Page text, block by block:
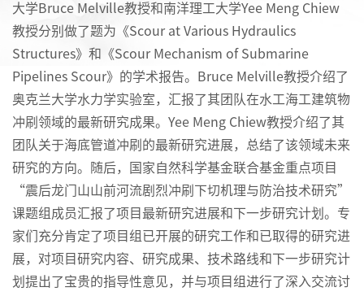
大学Bruce Melville教授和南洋理工大学Yee Meng Chiew
教授分别做了题为《Scour at Various Hydraulics
Structures》和《Scour Mechanism of Submarine
Pipelines Scour》的学术报告。Bruce Melville教授介绍了
奥克兰大学水力学实验室，汇报了其团队在水工海工建筑物
冲刷领域的最新研究成果。Yee Meng Chiew教授介绍了其
团队关于海底管道冲刷的最新研究进展，总结了该领域未来
研究的方向。随后，国家自然科学基金联合基金重点项目
“震后龙门山山前河流剧烈冲刷下切机理与防治技术研究”
课题组成员汇报了项目最新研究进展和下一步研究计划。专
家们充分肯定了项目组已开展的研究工作和已取得的研究进
展，对项目研究内容、研究成果、技术路线和下一步研究计
划提出了宝贵的指导性意见，并与项目组进行了深入交流讨